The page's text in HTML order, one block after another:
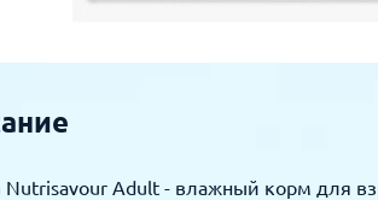
Nutrisavour Adult - влажный корм для